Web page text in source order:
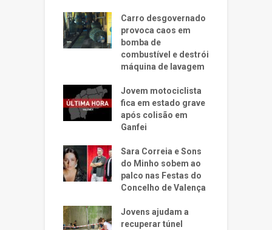
Carro desgovernado
provoca caos em
bomba de
combustível e destrói
máquina de lavagem
Jovem motociclista
fica em estado grave
após colisão em
Ganfei
Sara Correia e Sons
do Minho sobem ao
palco nas Festas do
Concelho de Valença
Jovens ajudam a
recuperar túnel